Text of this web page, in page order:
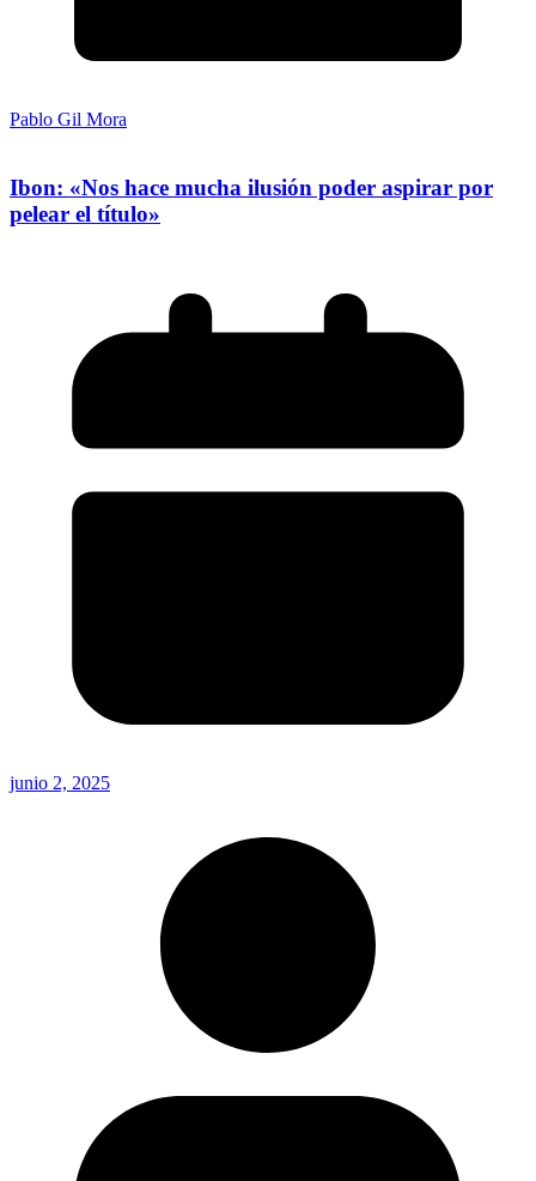
Pablo Gil Mora
Ibon: «Nos hace mucha ilusión poder aspirar por
pelear el título»
junio 2, 2025